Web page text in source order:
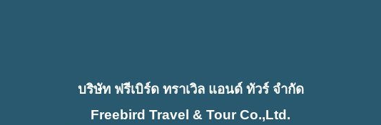
บริษัท ฟรีเบิร์ด ทราเวิล แอนด์ ทัวร์ จำกัด
Freebird Travel & Tour Co.,Ltd.